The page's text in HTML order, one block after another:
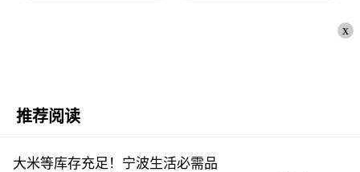
x
推荐阅读
大米等库存充足！宁波生活必需品